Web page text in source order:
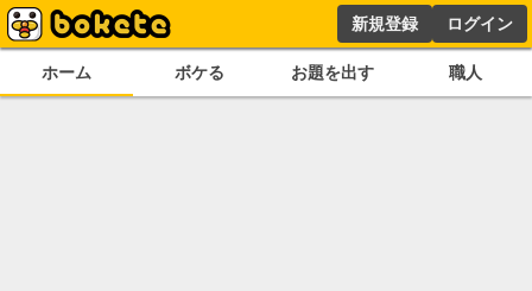
新規登録 ログイン
ホーム ボケる お題を出す 職人